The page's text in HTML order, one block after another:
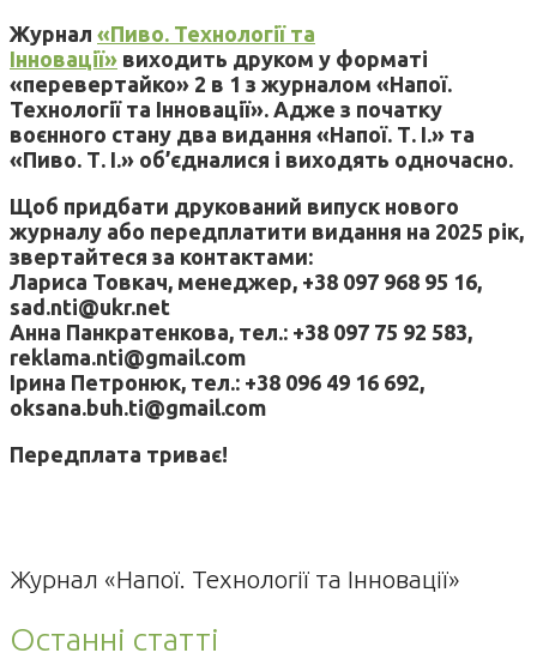
Журнал «Пиво. Технології та
Інновації» виходить друком у форматі
«перевертайко» 2 в 1 з журналом «Напої.
Технології та Інновації». Адже з початку
воєнного стану два видання «Напої. Т. І.» та
«Пиво. Т. І.» об’єдналися і виходять одночасно.
Щоб придбати друкований випуск нового
журналу або передплатити видання на 2025 рік,
звертайтеся за контактами:
Лариса Товкач, менеджер, +38 097 968 95 16,
sad.nti@ukr.net
Анна Панкратенкова, тел.: +38 097 75 92 583,
reklama.nti@gmail.com
Ірина Петронюк, тел.: +38 096 49 16 692,
oksana.buh.ti@gmail.com
Передплата триває!
Журнал «Напої. Технології та Інновації»
Останні статті